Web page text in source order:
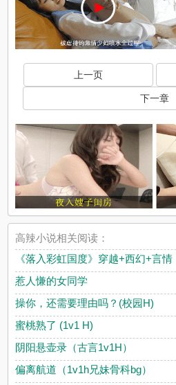
上一页
下一章
高辣小说相关阅读：
《落入彩虹国度》穿越+西幻+言情
惹人慊的女同学
操你，还需要理由吗？(校园H)
蜜桃熟了 (1v1 H)
阴阳悬壶录（古言1v1H）
偏离航道（1v1h兄妹骨科bg）